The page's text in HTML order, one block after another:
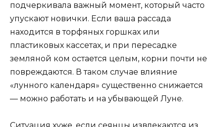
подчеркивала важный момент, который часто
упускают новички. Если ваша рассада
находится в торфяных горшках или
пластиковых кассетах, и при пересадке
земляной ком остается целым, корни почти не
повреждаются. В таком случае влияние
«лунного календаря» существенно снижается
— можно работать и на убывающей Луне.